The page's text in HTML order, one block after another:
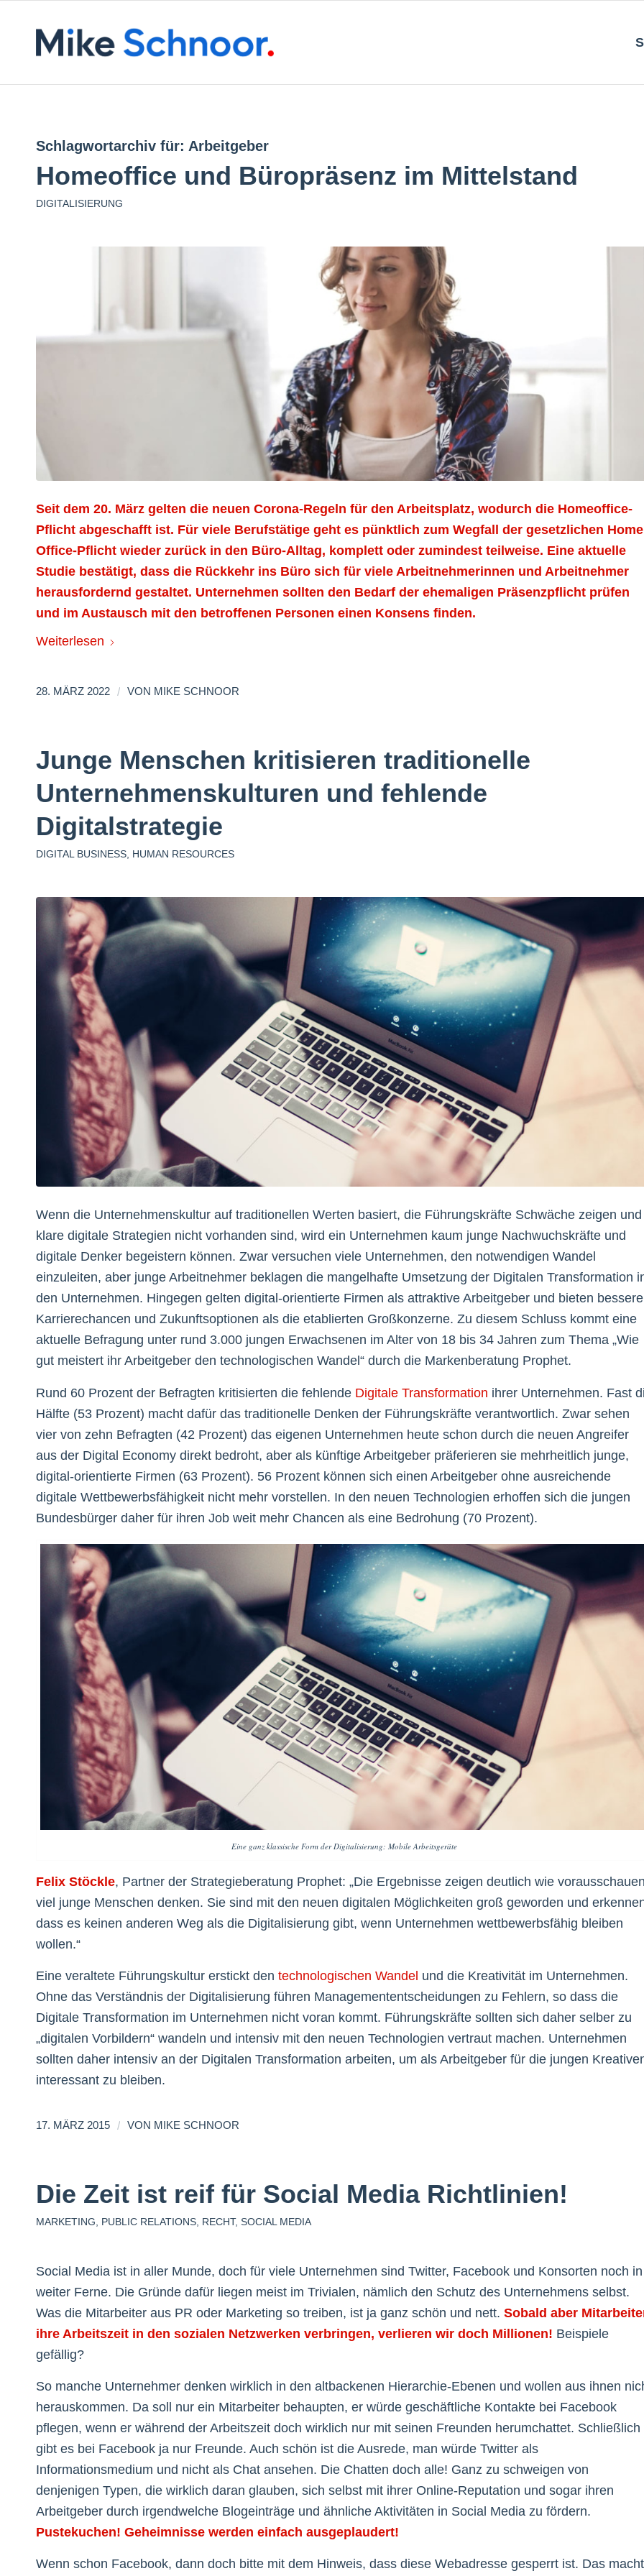
Schlagwortarchiv für: Arbeitgeber
Homeoffice und Büropräsenz im Mittelstand
DIGITALISIERUNG
Seit dem 20. März gelten die neuen Corona-Regeln für den Arbeitsplatz, wodurch die Homeoffice-
Pflicht abgeschafft ist. Für viele Berufstätige geht es pünktlich zum Wegfall der gesetzlichen Home
Office-Pflicht wieder zurück in den Büro-Alltag, komplett oder zumindest teilweise. Eine aktuelle
Studie bestätigt, dass die Rückkehr ins Büro sich für viele Arbeitnehmerinnen und Arbeitnehmer
herausfordernd gestaltet. Unternehmen sollten den Bedarf der ehemaligen Präsenzpflicht prüfen
und im Austausch mit den betroffenen Personen einen Konsens finden.
Weiterlesen
28. MÄRZ 2022 / VON MIKE SCHNOOR
Junge Menschen kritisieren traditionelle
Unternehmenskulturen und fehlende
Digitalstrategie
DIGITAL BUSINESS HUMAN RESOURCES
Wenn die Unternehmenskultur auf traditionellen Werten basiert, die Führungskräfte Schwäche zeigen und
klare digitale Strategien nicht vorhanden sind, wird ein Unternehmen kaum junge Nachwuchskräfte und
digitale Denker begeistern können. Zwar versuchen viele Unternehmen, den notwendigen Wandel
einzuleiten, aber junge Arbeitnehmer beklagen die mangelhafte Umsetzung der Digitalen Transformation
den Unternehmen. Hingegen gelten digital-orientierte Firmen als attraktive Arbeitgeber und bieten bessere
Karrierechancen und Zukunftsoptionen als die etablierten Großkonzerne. Zu diesem Schluss kommt eine
aktuelle Befragung unter rund 3.000 jungen Erwachsenen im Alter von 18 bis 34 Jahren zum Thema „Wie
gut meistert ihr Arbeitgeber den technologischen Wandel“ durch die Markenberatung Prophet.
Rund 60 Prozent der Befragten kritisierten die fehlende Digitale Transformation ihrer Unternehmen. Fast
Hälfte (53 Prozent) macht dafür das traditionelle Denken der Führungskräfte verantwortlich. Zwar sehen
vier von zehn Befragten (42 Prozent) das eigenen Unternehmen heute schon durch die neuen Angreifer
aus der Digital Economy direkt bedroht, aber als künftige Arbeitgeber präferieren sie mehrheitlich junge,
digital-orientierte Firmen (63 Prozent). 56 Prozent können sich einen Arbeitgeber ohne ausreichende
digitale Wettbewerbsfähigkeit nicht mehr vorstellen. In den neuen Technologien erhoffen sich die jungen
Bundesbürger daher für ihren Job weit mehr Chancen als eine Bedrohung (70 Prozent).
Eine ganz klassische Form der Digitalisierung: Mobile Arbeitsgeräte
Felix Stöckle, Partner der Strategieberatung Prophet: „Die Ergebnisse zeigen deutlich wie
viel junge Menschen denken. Sie sind mit den neuen digitalen Möglichkeiten groß geworden und
dass es keinen anderen Weg als die Digitalisierung gibt, wenn Unternehmen wettbewerbsfähig bleiben
wollen.“
Eine veraltete Führungskultur erstickt den technologischen Wandel und die Kreativität im Unternehmen.
Ohne das Verständnis der Digitalisierung führen Managemententscheidungen zu Fehlern, so dass die
Digitale Transformation im Unternehmen nicht voran kommt. Führungskräfte sollten sich daher selber zu
„digitalen Vorbildern“ wandeln und intensiv mit den neuen Technologien vertraut machen. Unternehmen
sollten daher intensiv an der Digitalen Transformation arbeiten, um als Arbeitgeber für die jungen
interessant zu bleiben.
17. MÄRZ 2015 / VON MIKE SCHNOOR
Die Zeit ist reif für Social Media Richtlinien!
MARKETING PUBLIC RELATIONS RECHT, SOCIAL MEDIA
Social Media ist in aller Munde, doch für viele Unternehmen sind Twitter, Facebook und Konsorten noch in
weiter Ferne. Die Gründe dafür liegen meist im Trivialen, nämlich den Schutz des Unternehmens selbst.
Was die Mitarbeiter aus PR oder Marketing so treiben, ist ja ganz schön und nett. Sobald aber
ihre Arbeitszeit in den sozialen Netzwerken verbringen, verlieren wir doch Millionen! Beispiele
gefällig?
So manche Unternehmer denken wirklich in den altbackenen Hierarchie-Ebenen und wollen aus ihnen
herauskommen. Da soll nur ein Mitarbeiter behaupten, er würde geschäftliche Kontakte bei Facebook
pflegen, wenn er während der Arbeitszeit doch wirklich nur mit seinen Freunden herumchattet. Schließlich
gibt es bei Facebook ja nur Freunde. Auch schön ist die Ausrede, man würde Twitter als
Informationsmedium und nicht als Chat ansehen. Die Chatten doch alle! Ganz zu schweigen von
denjenigen Typen, die wirklich daran glauben, sich selbst mit ihrer Online-Reputation und sogar ihren
Arbeitgeber durch irgendwelche Blogeinträge und ähnliche Aktivitäten in Social Media zu fördern.
Pustekuchen! Geheimnisse werden einfach ausgeplaudert!
Wenn schon Facebook, dann doch bitte mit dem Hinweis, dass diese Webadresse gesperrt ist. Das macht